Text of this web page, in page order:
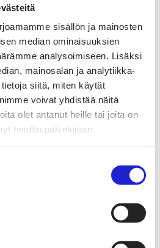
sisällön ja mainosten
median ominaisuuksien
analysoimiseen. Lisäksi
mainosalan ja analytiikka-
siitä, miten käytät
voivat yhdistää näitä
olet antanut heille tai joita on
heidän palvelujaan.
Oy
on tekstiili-, vaate- ja muotialan